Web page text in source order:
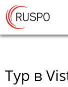
Тур в